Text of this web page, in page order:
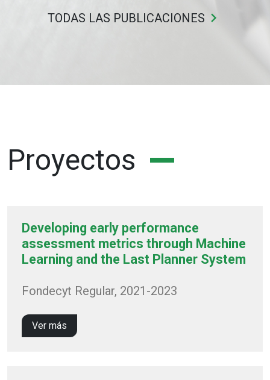
TODAS LAS PUBLICACIONES keyboard_arrow_right
Proyectos
Developing early performance
assessment metrics through Machine
Learning and the Last Planner System
Fondecyt Regular, 2021-2023
Ver más